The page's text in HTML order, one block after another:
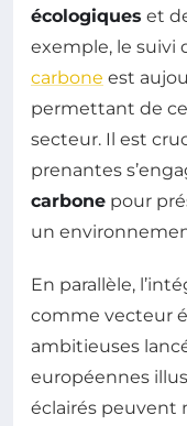
écologiques et
exemple, le suivi
carbone est
permettant de
secteur. Il est
prenantes
carbone pour
un
En parallèle,
comme vecteur
ambitieuses
européennes
éclairés peuvent